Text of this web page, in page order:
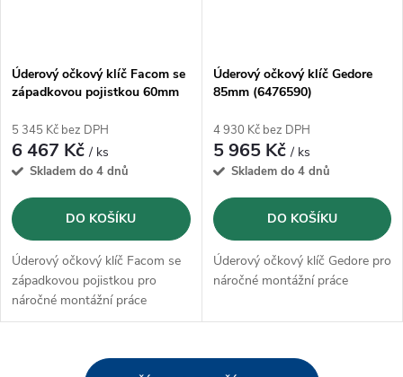
Úderový očkový klíč Facom se
západkovou pojistkou 60mm
5 345 Kč bez DPH
6 467 Kč/ ks
Skladem do 4 dnů
DO KOŠÍKU
Úderový očkový klíč Facom se
západkovou pojistkou pro
náročné montážní práce
Úderový očkový klíč Gedore
85mm (6476590)
4 930 Kč bez DPH
5 965 Kč/ ks
Skladem do 4 dnů
DO KOŠÍKU
Úderový očkový klíč Gedore pro
náročné montážní práce